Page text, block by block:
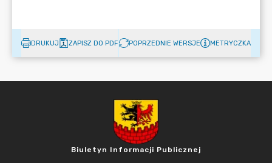
DRUKUJ ZAPISZ DO PDF POPRZEDNIE WERSJE METRYCZKA
Biuletyn Informacji Publicznej